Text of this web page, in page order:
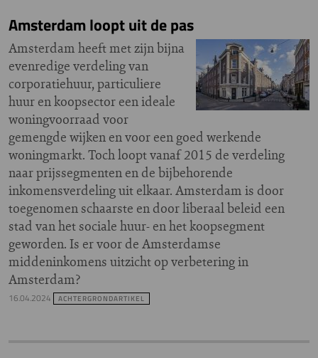
Amsterdam loopt uit de pas
Amsterdam heeft met zijn bijna
evenredige verdeling van
corporatiehuur, particuliere
huur en koopsector een ideale
woningvoorraad voor
gemengde wijken en voor een goed werkende
woningmarkt. Toch loopt vanaf 2015 de verdeling
naar prijssegmenten en de bijbehorende
inkomensverdeling uit elkaar. Amsterdam is door
toegenomen schaarste en door liberaal beleid een
stad van het sociale huur- en het koopsegment
geworden. Is er voor de Amsterdamse
middeninkomens uitzicht op verbetering in
Amsterdam?
16.04.2024 ACHTERGRONDARTIKEL